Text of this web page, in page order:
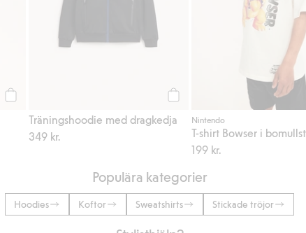
Träningshoodie med dragkedja
349 kr.
Nintendo
T-shirt Bowser i
199 kr.
Populära kategorier
Hoodies Koftor Sweatshirts Stickade tröjor